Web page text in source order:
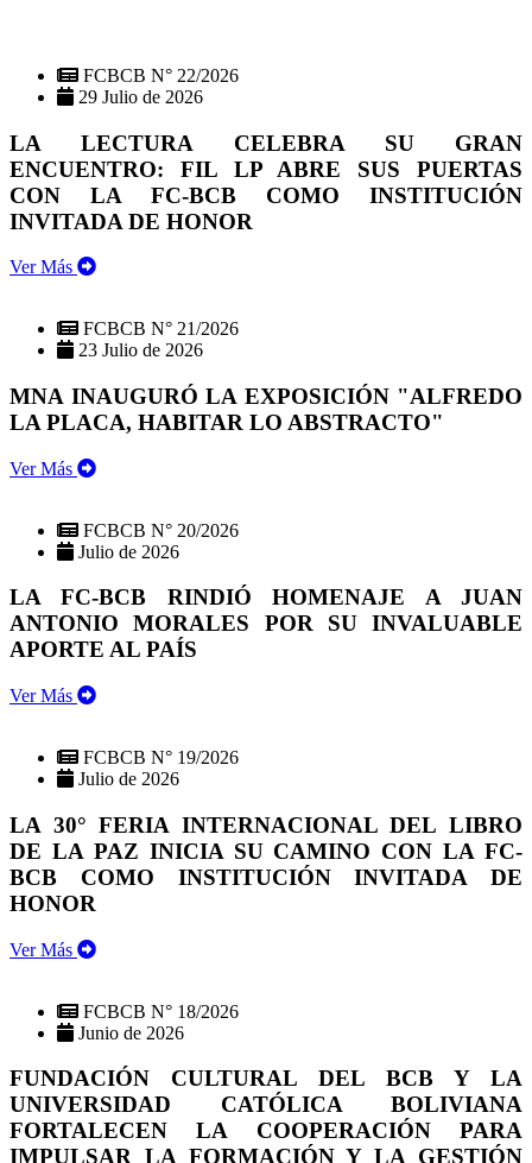
FCBCB N° 22/2026
29 Julio de 2026
LA LECTURA CELEBRA SU GRAN
ENCUENTRO: FIL LP ABRE SUS PUERTAS
CON LA FC-BCB COMO INSTITUCIÓN
INVITADA DE HONOR
Ver Más
FCBCB N° 21/2026
23 Julio de 2026
MNA INAUGURÓ LA EXPOSICIÓN "ALFREDO
LA PLACA, HABITAR LO ABSTRACTO"
Ver Más
FCBCB N° 20/2026
Julio de 2026
LA FC-BCB RINDIÓ HOMENAJE A JUAN
ANTONIO MORALES POR SU INVALUABLE
APORTE AL PAÍS
Ver Más
FCBCB N° 19/2026
Julio de 2026
LA 30° FERIA INTERNACIONAL DEL LIBRO
DE LA PAZ INICIA SU CAMINO CON LA FC-
BCB COMO INSTITUCIÓN INVITADA DE
HONOR
Ver Más
FCBCB N° 18/2026
Junio de 2026
FUNDACIÓN CULTURAL DEL BCB Y LA
UNIVERSIDAD CATÓLICA BOLIVIANA
FORTALECEN LA COOPERACIÓN PARA
IMPULSAR LA FORMACIÓN Y LA GESTIÓN